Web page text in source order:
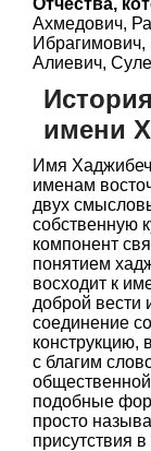
Отчества,
Ахмедович,
Алиевич,
имени
Имя
именам
двух
собственную
компонент
понятием
восходит к
доброй вести
соединение
конструкцию,
с благим
подобные
просто
присутствия